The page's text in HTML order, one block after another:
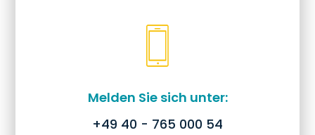
Melden Sie sich unter:
+49 40 - 765 000 54